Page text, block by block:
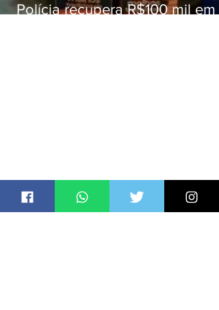
Polícia recupera R$100 mil em